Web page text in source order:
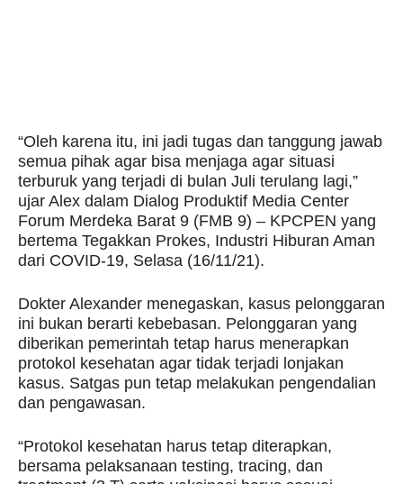
“Oleh karena itu, ini jadi tugas dan tanggung jawab
semua pihak agar bisa menjaga agar situasi
terburuk yang terjadi di bulan Juli terulang lagi,”
ujar Alex dalam Dialog Produktif Media Center
Forum Merdeka Barat 9 (FMB 9) – KPCPEN yang
bertema Tegakkan Prokes, Industri Hiburan Aman
dari COVID-19, Selasa (16/11/21).
Dokter Alexander menegaskan, kasus pelonggaran
ini bukan berarti kebebasan. Pelonggaran yang
diberikan pemerintah tetap harus menerapkan
protokol kesehatan agar tidak terjadi lonjakan
kasus. Satgas pun tetap melakukan pengendalian
dan pengawasan.
“Protokol kesehatan harus tetap diterapkan,
bersama pelaksanaan testing, tracing, dan